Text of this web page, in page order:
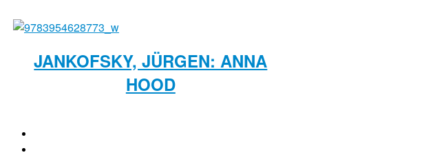
JANKOFSKY, JÜRGEN: ANNA
HOOD